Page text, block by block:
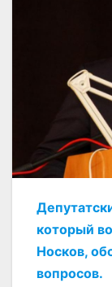
который
Носков,
вопросов.